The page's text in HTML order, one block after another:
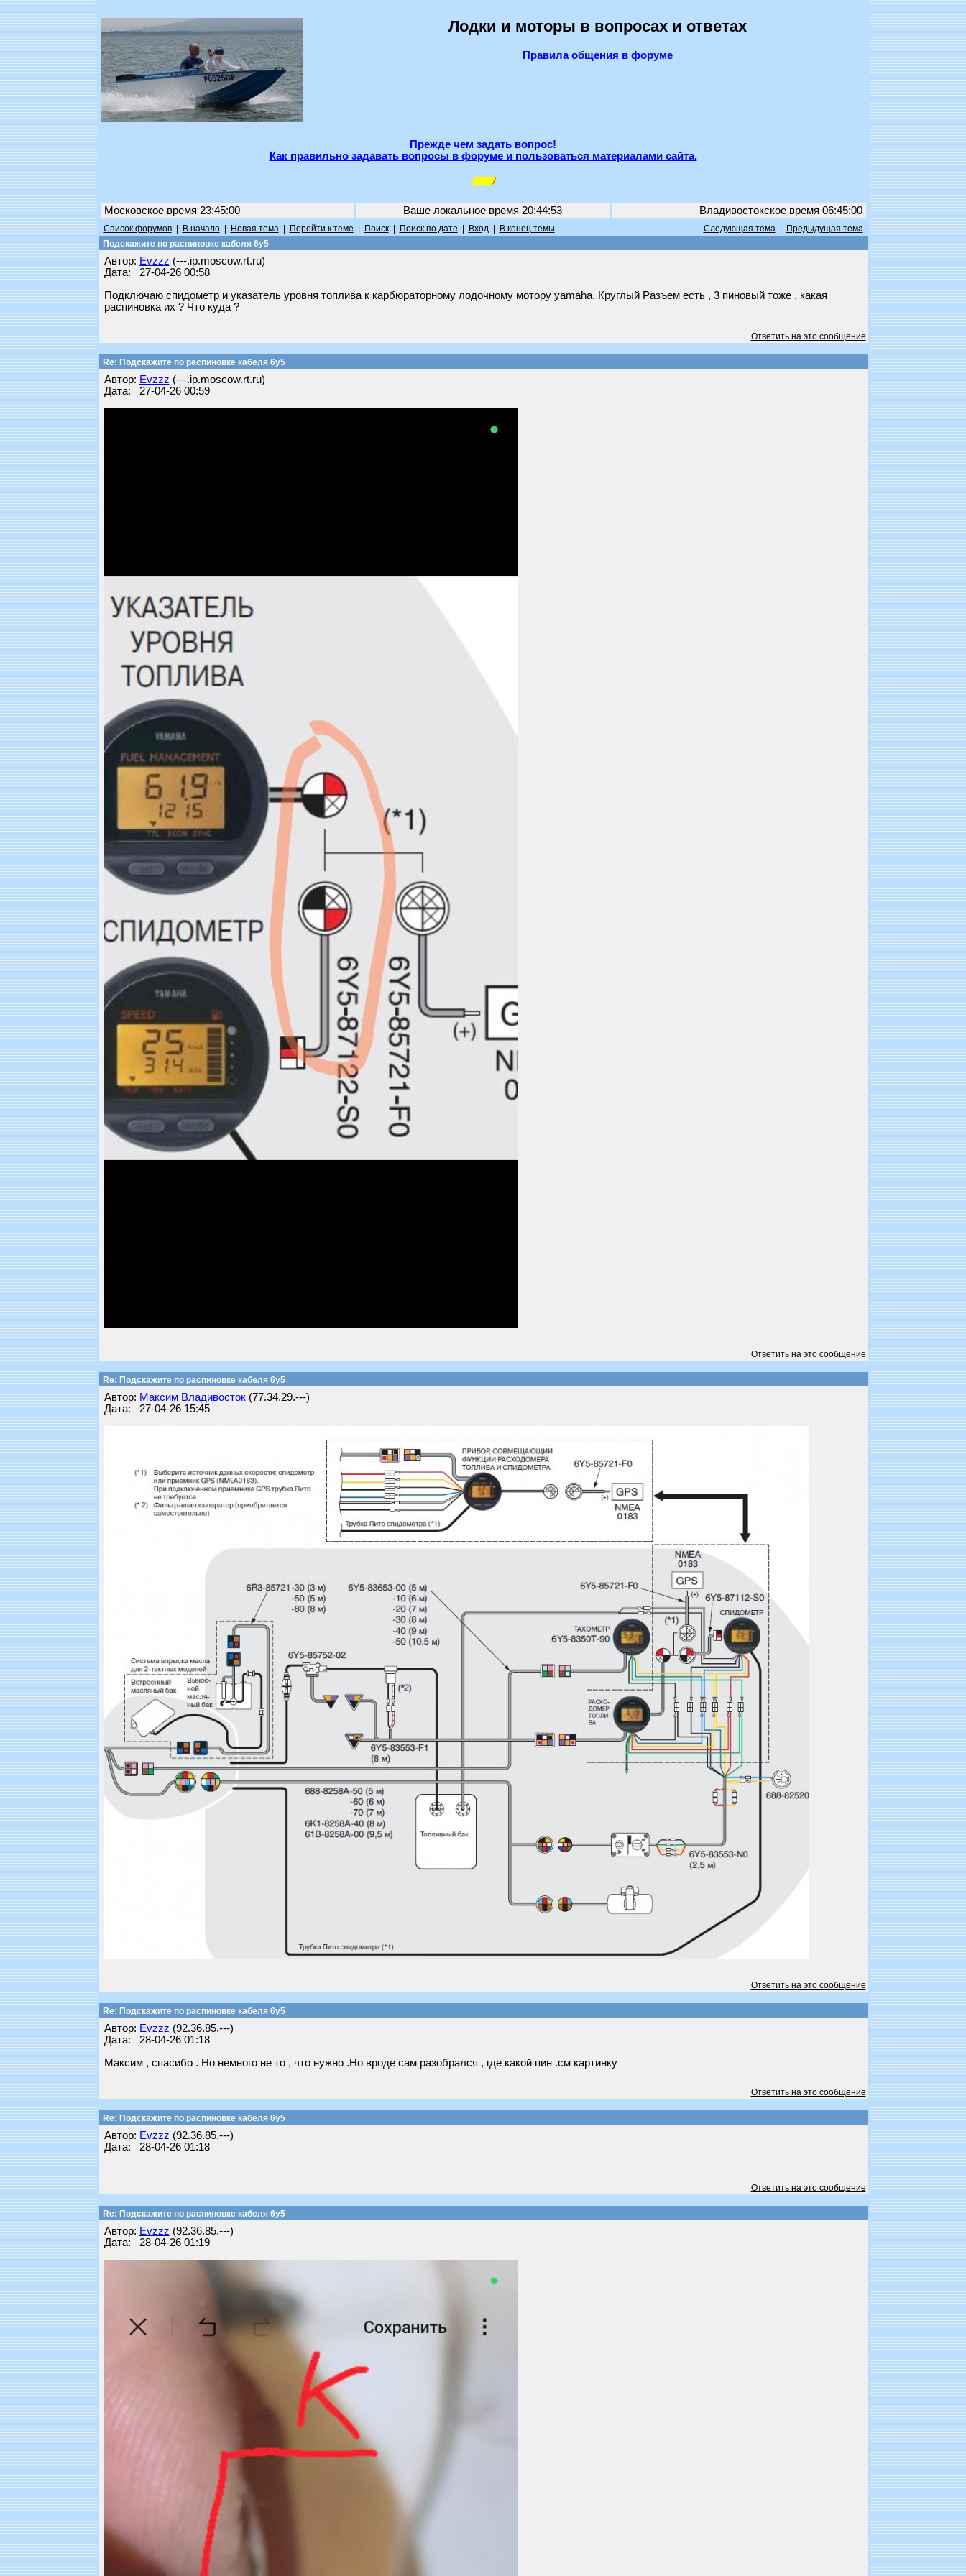
Лодки и моторы в вопросах и ответах
Правила общения в форуме
Прежде чем задать вопрос!
Как правильно задавать вопросы в форуме и пользоваться материалами сайта.
Московское время 23:45:00 Ваше локальное время 20:44:53 Владивостокское время 06:45:00
Список форумов| В начало| Новая тема| Перейти к теме Поиск| Поиск по дате Вход| В конец темы Следующая тема|
Предыдущая тема
Подскажите по распиновке кабеля 6y5
Автор: Evzzz (---.ip.moscow.rt.ru)
Дата: 27-04-26 00:58
Подключаю спидометр и указатель уровня топлива к карбюраторному лодочному мотору yamaha. Круглый Разъем есть , 3 пиновый тоже , какая
распиновка их ? Что куда ?
Ответить на это сообщение
Re: Подскажите по распиновке кабеля 6y5
Автор: Evzzz (---.ip.moscow.rt.ru)
Дата: 27-04-26 00:59
Ответить на это сообщение
Re: Подскажите по распиновке кабеля 6y5
Автор: Максим Владивосток(77.34.29.---)
Дата: 27-04-26 15:45
Ответить на это сообщение
Re: Подскажите по распиновке кабеля 6y5
Автор: Evzzz (92.36.85.---)
Дата: 28-04-26 01:18
Максим , спасибо . Но немного не то , что нужно .Но вроде сам разобрался , где какой пин .см картинку
Ответить на это сообщение
Re: Подскажите по распиновке кабеля 6y5
Автор: Evzzz (92.36.85.---)
Дата: 28-04-26 01:18
Ответить на это сообщение
Re: Подскажите по распиновке кабеля 6y5
Автор: Evzzz (92.36.85.---)
Дата: 28-04-26 01:19